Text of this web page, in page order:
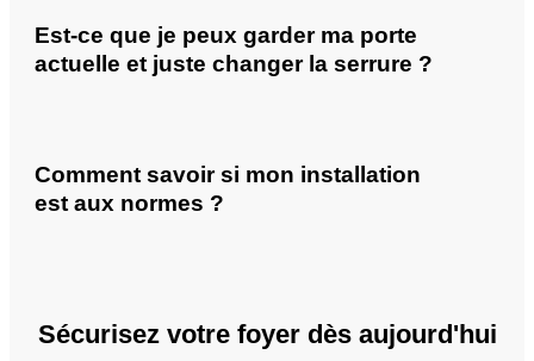
Est-ce que je peux garder ma porte
actuelle et juste changer la serrure ?
Comment savoir si mon installation
est aux normes ?
Sécurisez votre foyer dès aujourd'hui